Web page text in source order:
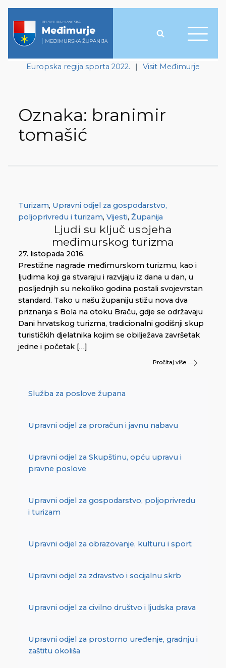
Europska regija sporta 2022. | Visit Međimurje
Oznaka: branimir
tomašić
Turizam, Upravni odjel za gospodarstvo,
poljoprivredu i turizam, Vijesti, Županija
Ljudi su ključ uspjeha
međimurskog turizma
27. listopada 2016.
Prestižne nagrade međimurskom turizmu, kao i
ljudima koji ga stvaraju i razvijaju iz dana u dan, u
posljednjih su nekoliko godina postali svojevrstan
standard. Tako u našu županiju stižu nova dva
priznanja s Bola na otoku Braču, gdje se održavaju
Dani hrvatskog turizma, tradicionalni godišnji skup
turističkih djelatnika kojim se obilježava završetak
jedne i početak […]
Pročitaj više
Služba za poslove župana
Upravni odjel za proračun i javnu nabavu
Upravni odjel za Skupštinu, opću upravu i
pravne poslove
Upravni odjel za gospodarstvo, poljoprivredu
i turizam
Upravni odjel za obrazovanje, kulturu i sport
Upravni odjel za zdravstvo i socijalnu skrb
Upravni odjel za civilno društvo i ljudska prava
Upravni odjel za prostorno uređenje, gradnju i
zaštitu okoliša